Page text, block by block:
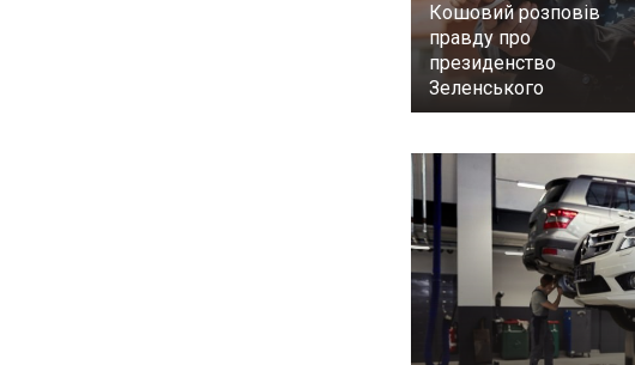
Кошовий розповів
правду про
президенство
Зеленського